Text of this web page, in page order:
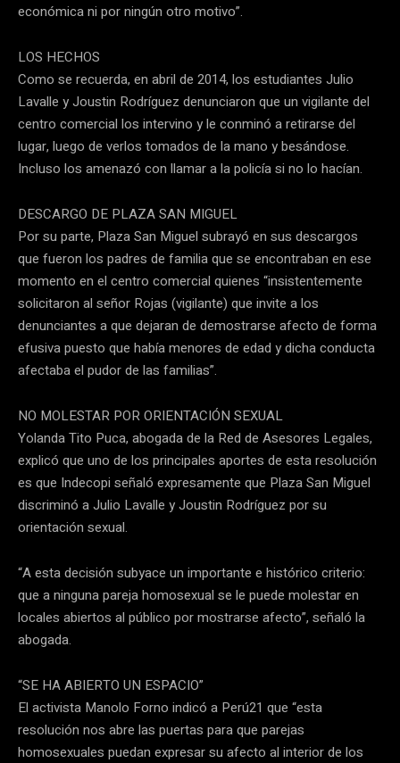
económica ni por ningún otro motivo”.
LOS HECHOS
Como se recuerda, en abril de 2014, los estudiantes Julio
Lavalle y Joustin Rodríguez denunciaron que un vigilante del
centro comercial los intervino y le conminó a retirarse del
lugar, luego de verlos tomados de la mano y besándose.
Incluso los amenazó con llamar a la policía si no lo hacían.
DESCARGO DE PLAZA SAN MIGUEL
Por su parte, Plaza San Miguel subrayó en sus descargos
que fueron los padres de familia que se encontraban en ese
momento en el centro comercial quienes “insistentemente
solicitaron al señor Rojas (vigilante) que invite a los
denunciantes a que dejaran de demostrarse afecto de forma
efusiva puesto que había menores de edad y dicha conducta
afectaba el pudor de las familias”.
NO MOLESTAR POR ORIENTACIÓN SEXUAL
Yolanda Tito Puca, abogada de la Red de Asesores Legales,
explicó que uno de los principales aportes de esta resolución
es que Indecopi señaló expresamente que Plaza San Miguel
discriminó a Julio Lavalle y Joustin Rodríguez por su
orientación sexual.
“A esta decisión subyace un importante e histórico criterio:
que a ninguna pareja homosexual se le puede molestar en
locales abiertos al público por mostrarse afecto”, señaló la
abogada.
“SE HA ABIERTO UN ESPACIO”
El activista Manolo Forno indicó a Perú21 que “esta
resolución nos abre las puertas para que parejas
homosexuales puedan expresar su afecto al interior de los